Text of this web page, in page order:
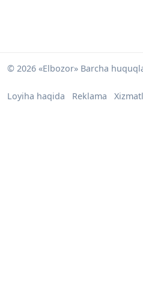
© 2026 «Elbozor» Barcha
Loyiha haqida Reklama